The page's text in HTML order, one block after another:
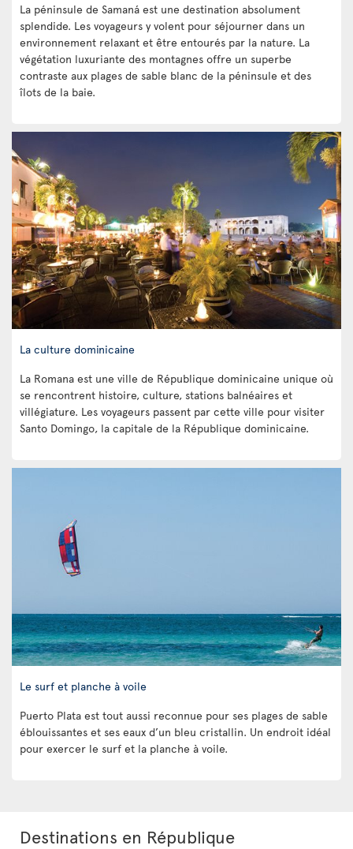
La péninsule de Samaná est une destination absolument
splendide. Les voyageurs y volent pour séjourner dans un
environnement relaxant et être entourés par la nature. La
végétation luxuriante des montagnes offre un superbe
contraste aux plages de sable blanc de la péninsule et des
îlots de la baie.
La culture dominicaine
La Romana est une ville de République dominicaine unique où
se rencontrent histoire, culture, stations balnéaires et
villégiature. Les voyageurs passent par cette ville pour visiter
Santo Domingo, la capitale de la République dominicaine.
Le surf et planche à voile
Puerto Plata est tout aussi reconnue pour ses plages de sable
éblouissantes et ses eaux d’un bleu cristallin. Un endroit idéal
pour exercer le surf et la planche à voile.
Destinations en République